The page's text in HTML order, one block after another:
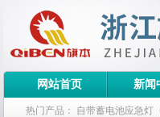
网站首页 新闻
热门产品： 自带蓄电池应急灯